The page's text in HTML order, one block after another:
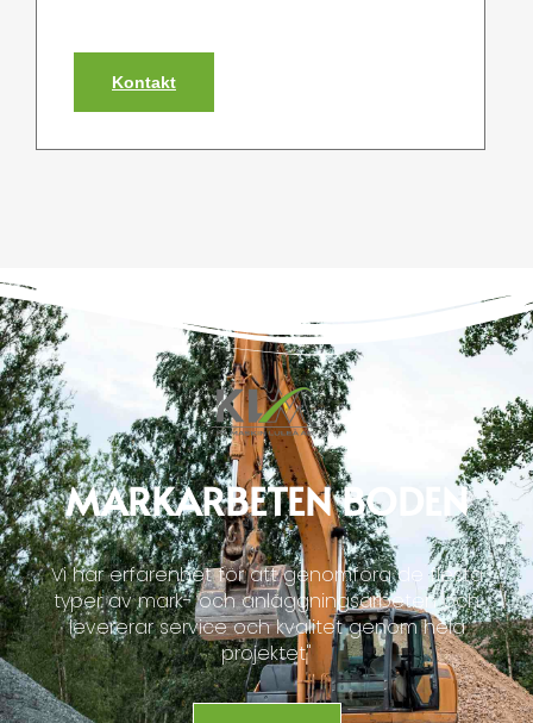
Kontakt
MARKARBETEN BODEN
Vi har erfarenhet för att genomföra de flesta
typer av mark- och anläggningsarbeten och
levererar service och kvalitet genom hela
projektet"